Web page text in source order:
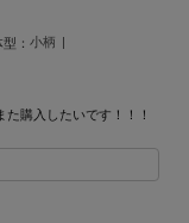
： 小柄
た購入したいです！！！